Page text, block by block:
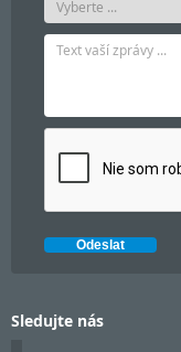
Sledujte nás